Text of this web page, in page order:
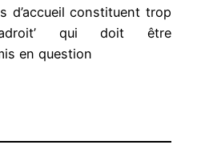
d’accueil constituent trop
qui doit être
en question